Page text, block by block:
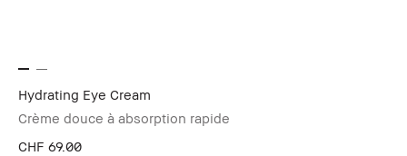
Hydrating Eye Cream
Crème douce à absorption rapide
CHF 69.00